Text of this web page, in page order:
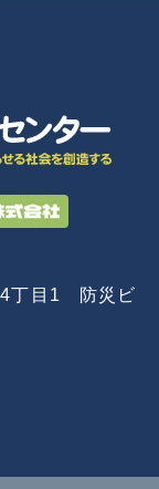
4丁目1 防災ビ